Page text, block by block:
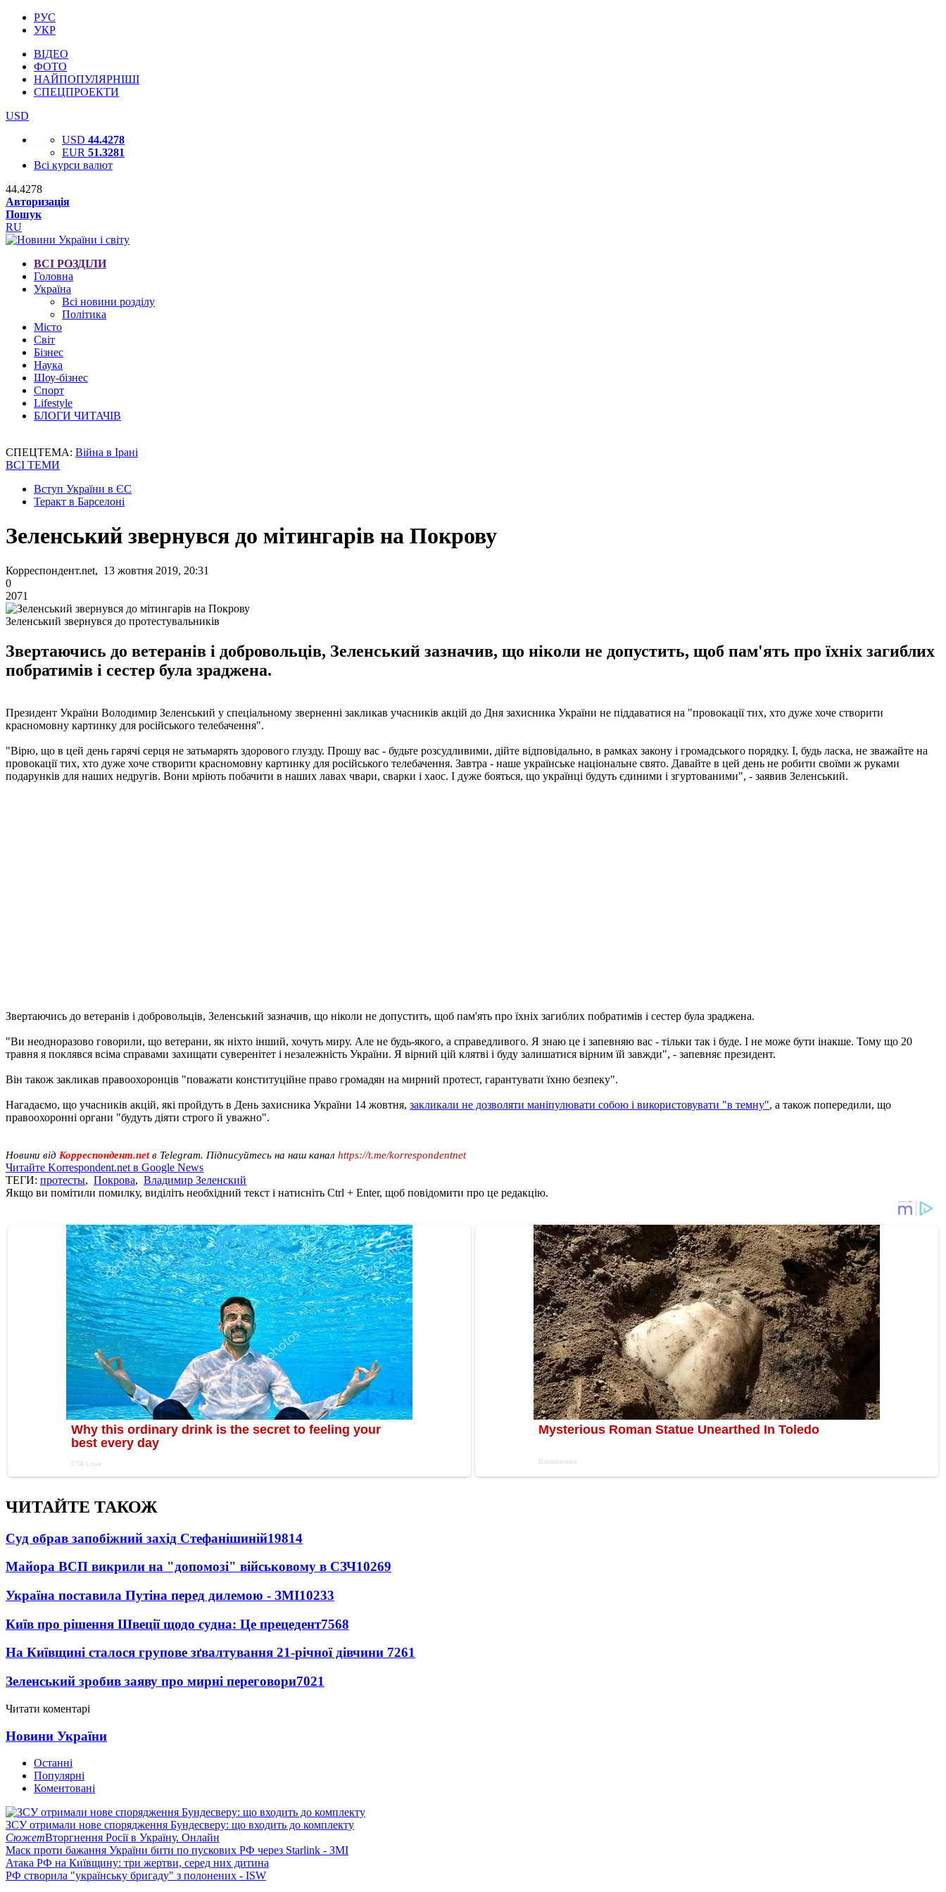
РУС
УКР
ВІДЕО
ФОТО
НАЙПОПУЛЯРНІШІ
СПЕЦПРОЕКТИ
USD
USD 44.4278
EUR 51.3281
Всі курси валют
44.4278
Авторизація
Пошук
RU
ВСІ РОЗДІЛИ
Головна
Україна
Всі новини розділу
Політика
Місто
Світ
Бізнес
Наука
Шоу-бізнес
Спорт
Lifestyle
БЛОГИ ЧИТАЧІВ
СПЕЦТЕМА: Війна в Ірані
ВСІ ТЕМИ
Вступ України в ЄС
Теракт в Барселоні
Зеленський звернувся до мітингарів на Покрову
Корреспондент.net, 13 жовтня 2019, 20:31
0
2071
Зеленський звернувся до протестувальників
Звертаючись до ветеранів і добровольців, Зеленський зазначив, що ніколи не допустить, щоб пам'ять про їхніх загиблих
побратимів і сестер була зраджена.
Президент України Володимир Зеленський у спеціальному зверненні закликав учасників акцій до Дня захисника України не піддаватися на "провокації тих, хто дуже хоче створити
красномовну картинку для російського телебачення".
"Вірю, що в цей день гарячі серця не затьмарять здорового глузду. Прошу вас - будьте розсудливими, дійте відповідально, в рамках закону і громадського порядку. І, будь ласка, не зважайте на
провокації тих, хто дуже хоче створити красномовну картинку для російського телебачення. Завтра - наше українське національне свято. Давайте в цей день не робити своїми ж руками
подарунків для наших недругів. Вони мріють побачити в наших лавах чвари, сварки і хаос. І дуже бояться, що українці будуть єдиними і згуртованими", - заявив Зеленський.
Звертаючись до ветеранів і добровольців, Зеленський зазначив, що ніколи не допустить, щоб пам'ять про їхніх загиблих побратимів і сестер була зраджена.
"Ви неодноразово говорили, що ветерани, як ніхто інший, хочуть миру. Але не будь-якого, а справедливого. Я знаю це і запевняю вас - тільки так і буде. І не може бути інакше. Тому що 20
травня я поклявся всіма справами захищати суверенітет і незалежність України. Я вірний цій клятві і буду залишатися вірним їй завжди", - запевняє президент.
Він також закликав правоохоронців "поважати конституційне право громадян на мирний протест, гарантувати їхню безпеку".
Нагадаємо, що учасників акцій, які пройдуть в День захисника України 14 жовтня, закликали не дозволяти маніпулювати собою і використовувати "в темну", а також попередили, що
правоохоронні органи "будуть діяти строго й уважно".
Новини від Корреспондент.netв Telegram. Підписуйтесь на наш канал https://t.me/korrespondentnet
Читайте Korrespondent.net в Google News
ТЕГИ: протесты, Покрова, Владимир Зеленский
Якщо ви помітили помилку, виділіть необхідний текст і натисніть Ctrl + Enter, щоб повідомити про це редакцію.
ЧИТАЙТЕ ТАКОЖ
Суд обрав запобіжний захід Стефанішиній19814
Майора ВСП викрили на "допомозі" військовому в СЗЧ10269
Україна поставила Путіна перед дилемою - ЗМІ10233
Київ про рішення Швеції щодо судна: Це прецедент7568
На Київщині сталося групове зґвалтування 21-річної дівчини 7261
Зеленський зробив заяву про мирні переговори7021
Читати коментарі
Новини України
Останні
Популярні
Коментовані
ЗСУ отримали нове спорядження Бундесверу: що входить до комплекту
СюжетВторгнення Росії в Україну. Онлайн
Маск проти бажання України бити по пускових РФ через Starlink - ЗМІ
Атака РФ на Київщину: три жертви, серед них дитина
РФ створила "українську бригаду" з полонених - ISW